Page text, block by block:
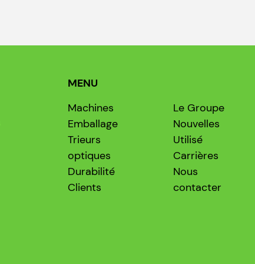
MENU
Machines
Emballage
Trieurs
optiques
Durabilité
Clients
Le Groupe
Nouvelles
Utilisé
Carrières
Nous
contacter